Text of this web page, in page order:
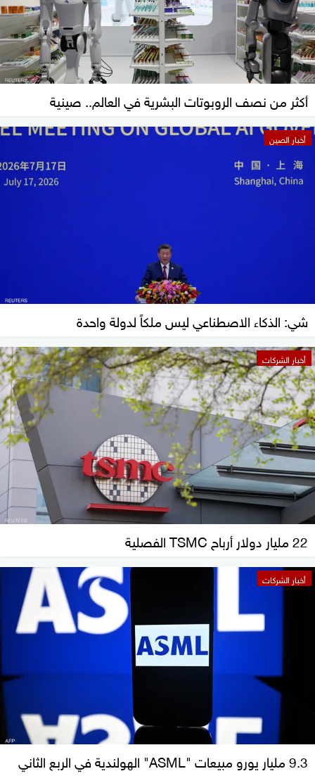
أكثر من نصف الروبوتات البشرية في العالم.. صينية
أخبار الصين
شي: الذكاء الاصطناعي ليس ملكاً لدولة واحدة
أخبار الشركات
22 مليار دولار أرباح TSMC الفصلية
أخبار الشركات
9.3 مليار يورو مبيعات "ASML" الهولندية في الربع الثاني